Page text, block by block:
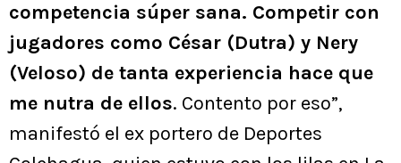
competencia súper sana. Competir con
jugadores como César (Dutra) y Nery
(Veloso) de tanta experiencia hace que
me nutra de ellos. Contento por eso”,
manifestó el ex portero de Deportes